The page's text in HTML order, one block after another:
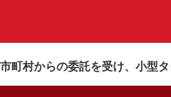
町村からの委託を受け、小型